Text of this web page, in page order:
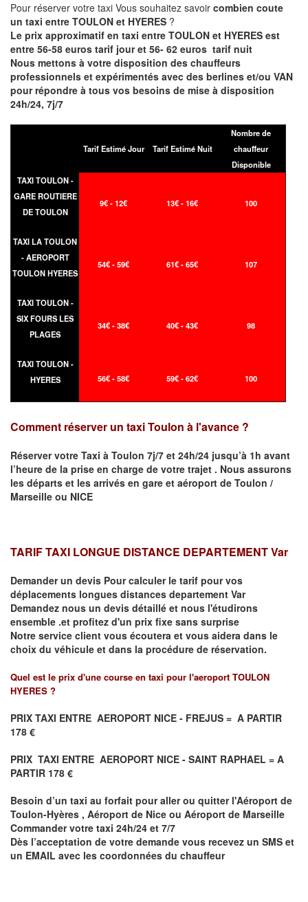
Pour réserver votre taxi Vous souhaitez savoir combien coute
un taxi entre TOULON et HYERES ?
Le prix approximatif en taxi entre TOULON et HYERES est
entre 56-58 euros tarif jour et 56- 62 euros tarif nuit
Nous mettons à votre disposition des chauffeurs
professionnels et expérimentés avec des berlines et/ou VAN
pour répondre à tous vos besoins de mise à disposition
24h/24, 7j/7
Tarif Estimé Jour Tarif Estimé Nuit
Nombre de
chauffeur
Disponible
TAXI TOULON -
GARE ROUTIERE
DE TOULON
9€ - 12€ 13€ - 16€ 100
TAXI LA TOULON
- AEROPORT
TOULON HYERES
54€ - 59€ 61€ - 65€ 107
TAXI TOULON -
SIX FOURS LES
PLAGES
34€ - 38€ 40€ - 43€ 98
TAXI TOULON -
HYERES
56€ - 58€ 59€ - 62€ 100
Comment réserver un taxi Toulon à l'avance ?
Réserver votre Taxi à Toulon 7j/7 et 24h/24 jusqu’à 1h avant
l’heure de la prise en charge de votre trajet . Nous assurons
les départs et les arrivés en gare et aéroport de Toulon /
Marseille ou NICE
TARIF TAXI LONGUE DISTANCE DEPARTEMENT Var
Demander un devis Pour calculer le tarif pour vos
déplacements longues distances departement Var
Demandez nous un devis détaillé et nous l'étudirons
ensemble .et profitez d'un prix fixe sans surprise
Notre service client vous écoutera et vous aidera dans le
choix du véhicule et dans la procédure de réservation.
Quel est le prix d'une course en taxi pour l'aeroport TOULON
HYERES ?
PRIX TAXI ENTRE AEROPORT NICE - FREJUS = A PARTIR
178 €
PRIX TAXI ENTRE AEROPORT NICE - SAINT RAPHAEL = A
PARTIR 178 €
Besoin d’un taxi au forfait pour aller ou quitter l'Aéroport de
Toulon-Hyères , Aéroport de Nice ou Aéroport de Marseille
Commander votre taxi 24h/24 et 7/7
Dès l’acceptation de votre demande vous recevez un SMS et
un EMAIL avec les coordonnées du chauffeur